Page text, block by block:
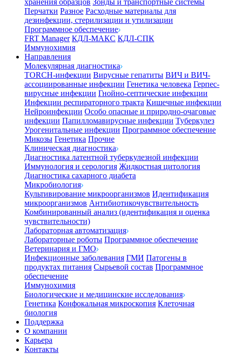
хранения образцов Зонды и транспортные системы
Перчатки Разное Расходные материалы для
дезинфекции, стерилизации и утилизации
Программное обеспечение
FRT Manager КДЛ-МАКС КДЛ-СПК
Иммунохимия
Направления
Молекулярная диагностика
TORCH-инфекции Вирусные гепатиты ВИЧ и ВИЧ-
ассоциированные инфекции Генетика человека Герпес-
вирусные инфекции Гнойно-септические инфекции
Инфекции респираторного тракта Кишечные инфекции
Нейроинфекции Особо опасные и природно-очаговые
инфекции Папилломавирусные инфекции Туберкулез
Урогенитальные инфекции Программное обеспечение
Микозы Генетика Прочие
Клиническая диагностика
Диагностика латентной туберкулезной инфекции
Иммунология и серология Жидкостная цитология
Диагностика сахарного диабета
Микробиология
Культивирование микроорганизмов Идентификация
микроорганизмов Антибиотикочувствительность
Комбинированный анализ (идентификация и оценка
чувствительности)
Лабораторная автоматизация
Лабораторные роботы Программное обеспечение
Ветеринария и ГМО
Инфекционные заболевания ГМИ Патогены в
продуктах питания Сырьевой состав Программное
обеспечение
Иммунохимия
Биологические и медицинские исследования
Генетика Конфокальная микроскопия Клеточная
биология
Поддержка
О компании
Карьера
Контакты